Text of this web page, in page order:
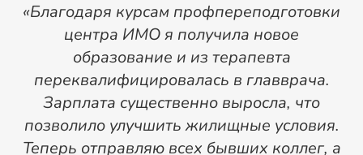
«Благодаря курсам профпереподготовки
центра ИМО я получила новое
образование и из терапевта
переквалифицировалась в главврача.
Зарплата существенно выросла, что
позволило улучшить жилищные условия.
Теперь отправляю всех бывших коллег, а